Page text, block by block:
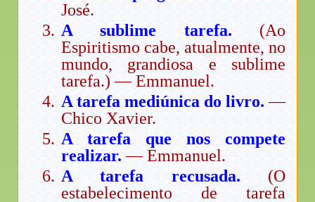
José.
A sublime tarefa. (Ao
Espiritismo cabe, atualmente, no
mundo, grandiosa e sublime
tarefa.) — Emmanuel.
A tarefa mediúnica do livro. —
Chico Xavier.
A tarefa que nos compete
realizar. — Emmanuel.
A tarefa recusada. (O
estabelecimento de tarefa